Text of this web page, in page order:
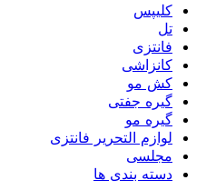
کلیپس
تل
فانتزی
کانزاشی
کش مو
گیره جفتی
گیره مو
لوازم التحریر فانتزی
مجلسی
دسته بندی ها